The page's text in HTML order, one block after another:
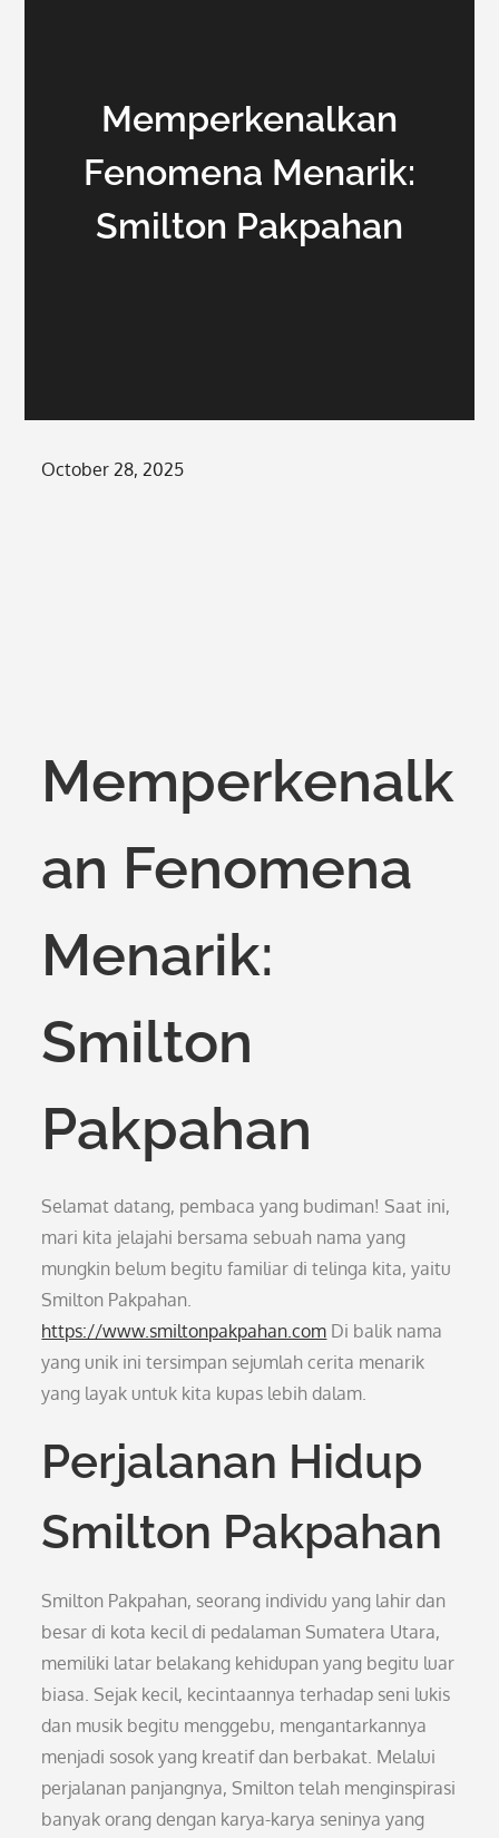
Memperkenalkan
Fenomena Menarik:
Smilton Pakpahan
Posted
October 28, 2025
Memperkenalk
an Fenomena
Menarik:
Smilton
Pakpahan
Selamat datang, pembaca yang budiman! Saat ini,
mari kita jelajahi bersama sebuah nama yang
mungkin belum begitu familiar di telinga kita, yaitu
Smilton Pakpahan.
https://www.smiltonpakpahan.com Di balik nama
yang unik ini tersimpan sejumlah cerita menarik
yang layak untuk kita kupas lebih dalam.
Perjalanan Hidup
Smilton Pakpahan
Smilton Pakpahan, seorang individu yang lahir dan
besar di kota kecil di pedalaman Sumatera Utara,
memiliki latar belakang kehidupan yang begitu luar
biasa. Sejak kecil, kecintaannya terhadap seni lukis
dan musik begitu menggebu, mengantarkannya
menjadi sosok yang kreatif dan berbakat. Melalui
perjalanan panjangnya, Smilton telah menginspirasi
banyak orang dengan karya-karya seninya yang